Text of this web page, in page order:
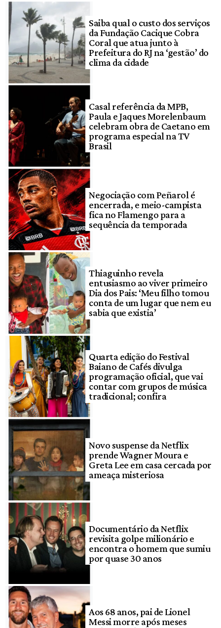
Saiba qual o custo dos serviços
da Fundação Cacique Cobra
Coral que atua junto à
Prefeitura do RJ na ‘gestão’ do
clima da cidade
Casal referência da MPB,
Paula e Jaques Morelenbaum
celebram obra de Caetano em
programa especial na TV
Brasil
Negociação com Peñarol é
encerrada, e meio-campista
fica no Flamengo para a
sequência da temporada
Thiaguinho revela
entusiasmo ao viver primeiro
Dia dos Pais: ‘Meu filho tomou
conta de um lugar que nem eu
sabia que existia’
Quarta edição do Festival
Baiano de Cafés divulga
programação oficial, que vai
contar com grupos de música
tradicional; confira
Novo suspense da Netflix
prende Wagner Moura e
Greta Lee em casa cercada por
ameaça misteriosa
Documentário da Netflix
revisita golpe milionário e
encontra o homem que sumiu
por quase 30 anos
Aos 68 anos, pai de Lionel
Messi morre após meses